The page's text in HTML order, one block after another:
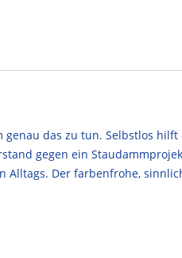
genau das zu tun. Selbstlos
gegen ein
Alltags. Der farbenfrohe,